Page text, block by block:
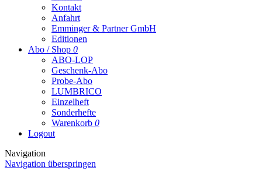
Kontakt
Anfahrt
Emminger & Partner GmbH
Editionen
Abo / Shop 0
ABO-LOP
Geschenk-Abo
Probe-Abo
LUMBRICO
Einzelheft
Sonderhefte
Warenkorb 0
Logout
Navigation
Navigation überspringen